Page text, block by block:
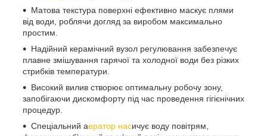
Матова текстура поверхні ефективно маскує плями
від води, роблячи догляд за виробом максимально
простим.
Надійний керамічний вузол регулювання забезпечує
плавне змішування гарячої та холодної води без різких
стрибків температури.
Високий вилив створює оптимальну робочу зону,
запобігаючи дискомфорту під час проведення гігієнічних
процедур.
Спеціальний аератор насичує воду повітрям,